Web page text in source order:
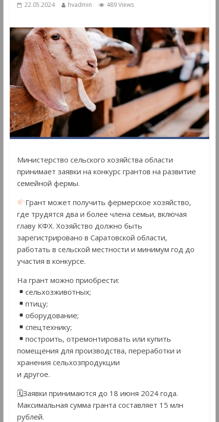
22.05.2024 hvadmin 489 Views
Министерство сельского хозяйства области
принимает заявки на конкурс грантов на развитие
семейной фермы.
Грант может получить фермерское хозяйство,
где трудятся два и более члена семьи, включая
главу КФХ. Хозяйство должно быть
зарегистрировано в Саратовской области,
работать в сельской местности и минимум год до
участия в конкурсе.
На грант можно приобрести:
сельхозживотных;
птицу;
оборудование;
спецтехнику;
построить, отремонтировать или купить
помещения для производства, переработки и
хранения сельхозпродукции
и другое.
🗓Заявки принимаются до 18 июня 2024 года.
Максимальная сумма гранта составляет 15 млн
рублей.